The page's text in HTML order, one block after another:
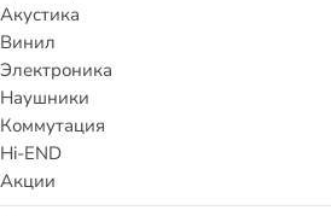
Акустика
Винил
Электроника
Наушники
Коммутация
Hi-END
Акции